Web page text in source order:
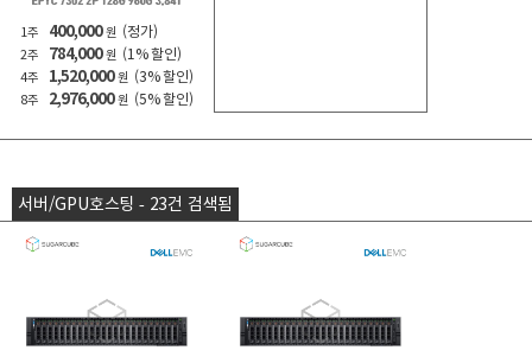
1주 400,000 원 (정가)
2주 784,000 원 (1% 할인)
4주 1,520,000 원 (3% 할인)
8주 2,976,000 원 (5% 할인)
서버/GPU호스팅 - 23건 검색됨